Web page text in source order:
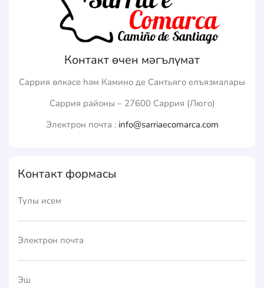
Контакт өчен мәгълүмат
Саррия өлкәсе һәм Камино де Сантьяго елъязмалары
Саррия районы – 27600 Саррия (Люго)
Электрон почта : info@sarriaecomarca.com
Контакт формасы